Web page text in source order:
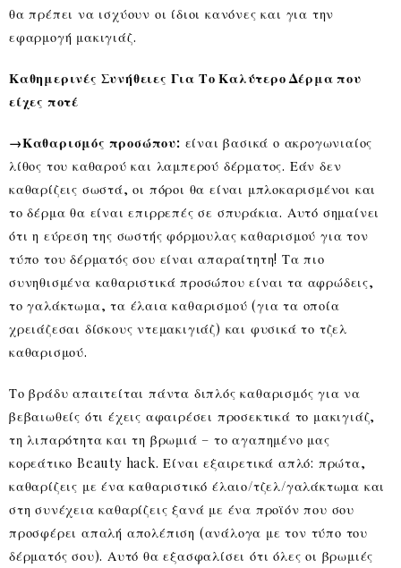
θα πρέπει να ισχύουν οι ίδιοι κανόνες και για την
εφαρμογή μακιγιάζ.
Καθημερινές Συνήθειες Για Το Καλύτερο Δέρμα που
είχες ποτέ
→Καθαρισμός προσώπου: είναι βασικά ο ακρογωνιαίος
λίθος του καθαρού και λαμπερού δέρματος. Εάν δεν
καθαρίζεις σωστά, οι πόροι θα είναι μπλοκαρισμένοι και
το δέρμα θα είναι επιρρεπές σε σπυράκια. Αυτό σημαίνει
ότι η εύρεση της σωστής φόρμουλας καθαρισμού για τον
τύπο του δέρματός σου είναι απαραίτητη! Τα πιο
συνηθισμένα καθαριστικά προσώπου είναι τα αφρώδεις,
το γαλάκτωμα, τα έλαια καθαρισμού (για τα οποία
χρειάζεσαι δίσκους ντεμακιγιάζ) και φυσικά το τζελ
καθαρισμού.
Το βράδυ απαιτείται πάντα διπλός καθαρισμός για να
βεβαιωθείς ότι έχεις αφαιρέσει προσεκτικά το μακιγιάζ,
τη λιπαρότητα και τη βρωμιά – το αγαπημένο μας
κορεάτικο Beauty hack. Είναι εξαιρετικά απλό: πρώτα,
καθαρίζεις με ένα καθαριστικό έλαιο/τζελ/γαλάκτωμα και
στη συνέχεια καθαρίζεις ξανά με ένα προϊόν που σου
προσφέρει απαλή απολέπιση (ανάλογα με τον τύπο του
δέρματός σου). Αυτό θα εξασφαλίσει ότι όλες οι βρωμιές